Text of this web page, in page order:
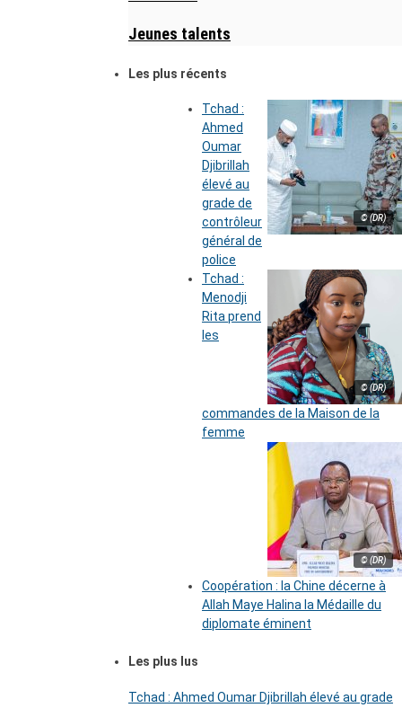
Jeunes talents
Les plus récents
© (DR)
Tchad :
Ahmed
Oumar
Djibrillah
élevé au
grade de
contrôleur
général de
police
© (DR)
Tchad :
Menodji
Rita prend
les
commandes de la Maison de la
femme
© (DR)
Coopération : la Chine décerne à
Allah Maye Halina la Médaille du
diplomate éminent
Les plus lus
Tchad : Ahmed Oumar Djibrillah élevé au grade